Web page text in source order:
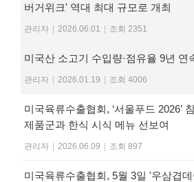
버거위크' 역대 최대 규모로 개최
관리자 | 2026.06.01 | 조회 2351
미국산 소고기 수입량·점유율 9년 연
관리자 | 2026.01.19 | 조회 4006
미국육류수출협회, ‘서울푸드 2026’
제품군과 한식 시식 메뉴 선보여
관리자 | 2026.06.09 | 조회 897
미국육류수출협회, 5월 3일 '우삼겹